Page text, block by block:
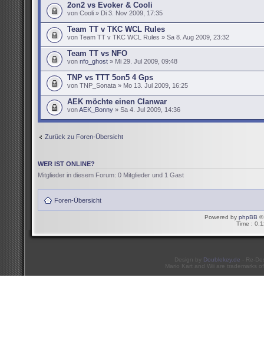
2on2 vs Evoker & Cooli
von Cooli » Di 3. Nov 2009, 17:35
Team TT v TKC WCL Rules
von Team TT v TKC WCL Rules » Sa 8. Aug 2009, 23:32
Team TT vs NFO
von nfo_ghost » Mi 29. Jul 2009, 09:48
TNP vs TTT 5on5 4 Gps
von TNP_Sonata » Mo 13. Jul 2009, 16:25
AEK möchte einen Clanwar
vonAEK_Bonny » Sa 4. Jul 2009, 14:36
Zurück zu Foren-Übersicht
WER IST ONLINE?
Mitglieder in diesem Forum: 0 Mitglieder und 1 Gast
Foren-Übersicht
Powered by phpBB ©
Time :
Design by Doublekey.de - Re-
Mario Kart and Wii are trademarks